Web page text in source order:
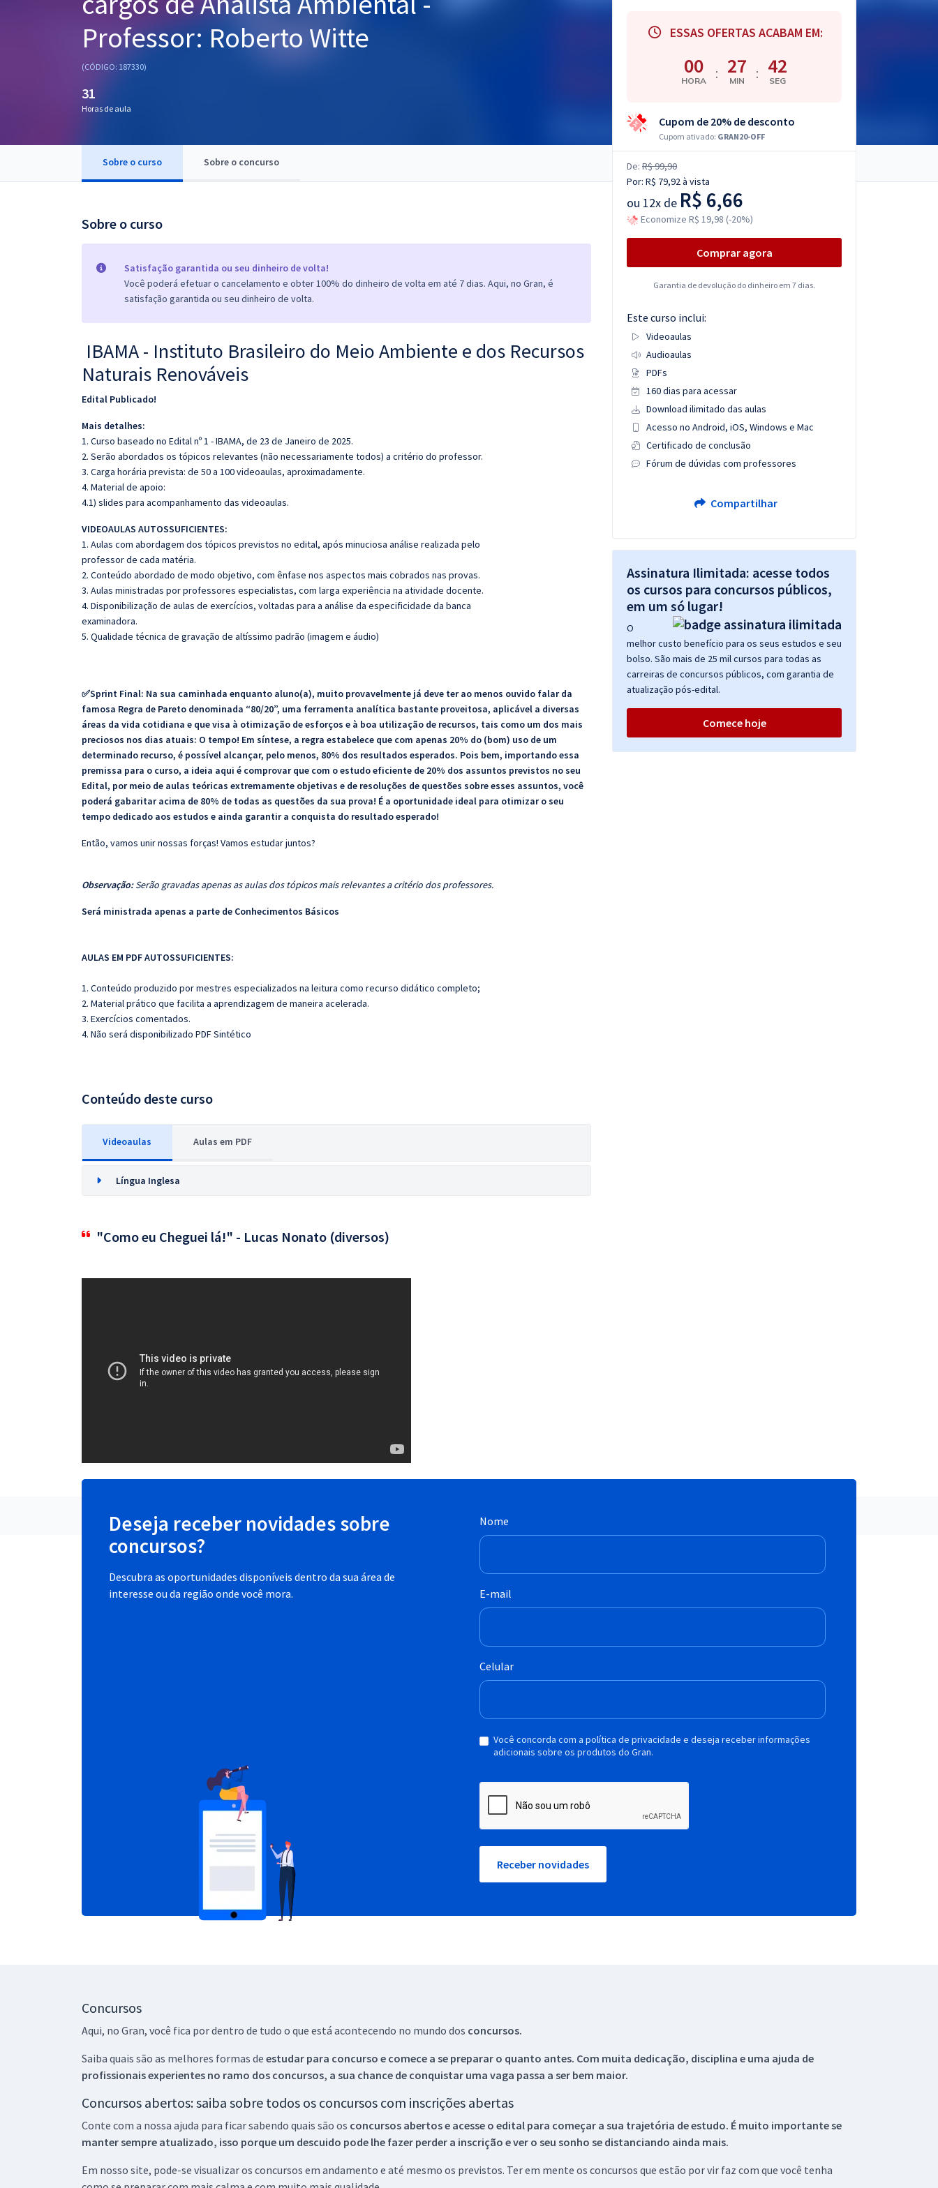
Questões grátis
Professor: Roberto Witte
(CÓDIGO: 187330)
31
Horas de aula
Sobre o curso Sobre o concurso
Sobre o curso
Satisfação garantida ou seu dinheiro de volta!
Você poderá efetuar o cancelamento e obter 100% do dinheiro de volta em até 7 dias. Aqui, no Gran, é
satisfação garantida ou seu dinheiro de volta.
IBAMA - Instituto Brasileiro do Meio Ambiente e dos Recursos
Naturais Renováveis
Edital Publicado!
Mais detalhes:
1. Curso baseado no Edital nº 1 - IBAMA, de 23 de Janeiro de 2025.
2. Serão abordados os tópicos relevantes (não necessariamente todos) a critério do professor.
3. Carga horária prevista: de 50 a 100 videoaulas, aproximadamente.
4. Material de apoio:
4.1) slides para acompanhamento das videoaulas.
VIDEOAULAS AUTOSSUFICIENTES:
1. Aulas com abordagem dos tópicos previstos no edital, após minuciosa análise realizada pelo
professor de cada matéria.
2. Conteúdo abordado de modo objetivo, com ênfase nos aspectos mais cobrados nas provas.
3. Aulas ministradas por professores especialistas, com larga experiência na atividade docente.
4. Disponibilização de aulas de exercícios, voltadas para a análise da especificidade da banca
examinadora.
5. Qualidade técnica de gravação de altíssimo padrão (imagem e áudio)
✅Sprint Final: Na sua caminhada enquanto aluno(a), muito provavelmente já deve ter ao menos ouvido falar da
famosa Regra de Pareto denominada “80/20”, uma ferramenta analítica bastante proveitosa, aplicável a diversas
áreas da vida cotidiana e que visa à otimização de esforços e à boa utilização de recursos, tais como um dos mais
preciosos nos dias atuais: O tempo! Em síntese, a regra estabelece que com apenas 20% do (bom) uso de um
determinado recurso, é possível alcançar, pelo menos, 80% dos resultados esperados. Pois bem, importando essa
premissa para o curso, a ideia aqui é comprovar que com o estudo eficiente de 20% dos assuntos previstos no seu
Edital, por meio de aulas teóricas extremamente objetivas e de resoluções de questões sobre esses assuntos, você
poderá gabaritar acima de 80% de todas as questões da sua prova! É a oportunidade ideal para otimizar o seu
tempo dedicado aos estudos e ainda garantir a conquista do resultado esperado!
Então, vamos unir nossas forças! Vamos estudar juntos?
Observação:Serão gravadas apenas as aulas dos tópicos mais relevantes a critério dos professores.
Será ministrada apenas a parte de Conhecimentos Básicos
AULAS EM PDF AUTOSSUFICIENTES:
1. Conteúdo produzido por mestres especializados na leitura como recurso didático completo;
2. Material prático que facilita a aprendizagem de maneira acelerada.
3. Exercícios comentados.
4. Não será disponibilizado PDF Sintético
Conteúdo deste curso
Videoaulas Aulas em PDF
Língua Inglesa
"Como eu Cheguei lá!" - Lucas Nonato (diversos)
ESSAS OFERTAS ACABAM EM:
00
HORA : 27
MIN : 41
SEG
Cupom de 20% de desconto
Cupom ativado: GRAN20-OFF
De: R$ 99,90
Por: R$ 79,92à vista
ou 12x de R$ 6,66
Economize R$ 19,98 (-20%)
Comprar agora
Garantia de devolução do dinheiro em 7 dias.
Este curso inclui:
Videoaulas
Audioaulas
PDFs
160 dias para acessar
Download ilimitado das aulas
Acesso no Android, iOS, Windows e Mac
Certificado de conclusão
Fórum de dúvidas com professores
Compartilhar
Assinatura Ilimitada: acesse todos
os cursos para concursos públicos,
em um só lugar!
O
melhor custo benefício para os seus estudos e seu
bolso. São mais de 25 mil cursos para todas as
carreiras de concursos públicos, com garantia de
atualização pós-edital.
Comece hoje
Deseja receber novidades sobre
concursos?
Descubra as oportunidades disponíveis dentro da sua área de
interesse ou da região onde você mora.
Nome
E-mail
Celular
Você concorda com a política de privacidade e deseja receber informações
adicionais sobre os produtos do Gran.
Receber novidades
Concursos
Aqui, no Gran, você fica por dentro de tudo o que está acontecendo no mundo dos concursos.
Saiba quais são as melhores formas de estudar para concurso e comece a se preparar o quanto antes. Com muita dedicação, disciplina e uma ajuda de
profissionais experientes no ramo dos concursos, a sua chance de conquistar uma vaga passa a ser bem maior.
Concursos abertos: saiba sobre todos os concursos com inscrições abertas
Conte com a nossa ajuda para ficar sabendo quais são os concursos abertos e acesse o edital para começar a sua trajetória de estudo. É muito importante se
manter sempre atualizado, isso porque um descuido pode lhe fazer perder a inscrição e ver o seu sonho se distanciando ainda mais.
Em nosso site, pode-se visualizar os concursos em andamento e até mesmo os previstos. Ter em mente os concursos que estão por vir faz com que você tenha